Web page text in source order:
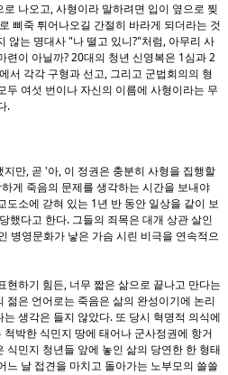
로 나오고, 사형이라 말하려면 입이 옆으로 찢
삐죽 튀어나오길 간절히 바라게 되더라는 것
않는 명대사 "나 떨고 있니 ?"처럼 , 아무리 사
련이 아닐까? 20대의 청년 신영복은 1심과 2
서 각각 구형과 선고, 그리고 군법회의의 형
두 여섯 번이나 자신의 이름에 사형이라는 무
.
지만, 곧 '아, 이 정권은 충분히 사형을 집행할
게 죽음의 문제를 생각하는 시간을 보내야
도소에 갇혀 있는 1 년 반 동안 일상을 같이 보
했다고 한다. 그들의 죄목은 대개 상관 살인
병영문화가 낳은 가슴 시린 비극을 연속적으
현하기 힘든, 너무 짧은 삶으로 끝나고 만다는
젊은 언어로는 죽음은 삶의 완성이기에 논리
는 생각은 들지 않았다. 또 당시 혁명적 의식에
박한 식민지 땅에 태어나 군사정권에 항거
식민지 청년들 앞에 놓인 삶의 당연한 한 형태
느 날 접견을 마치고 돌아가는 노부모의 쓸쓸